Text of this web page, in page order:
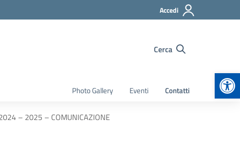
Accedi
Cerca
Photo Gallery Eventi Contatti
– 2025 – COMUNICAZIONE